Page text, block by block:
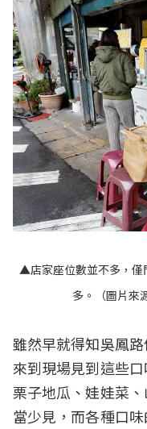
▲店家座位數並不多，僅
多。（圖片來
雖然早就得知吳鳳
來到現場見到這些
栗子地瓜、娃娃菜
當少見，而各種口